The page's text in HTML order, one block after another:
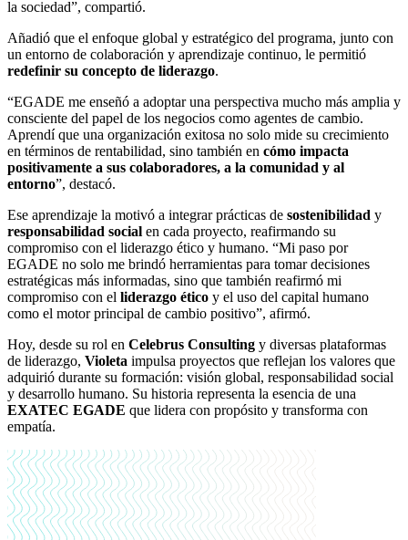
la sociedad”, compartió.
Añadió que el enfoque global y estratégico del programa, junto con
un entorno de colaboración y aprendizaje continuo, le permitió
redefinir su concepto de liderazgo.
“EGADE me enseñó a adoptar una perspectiva mucho más amplia y
consciente del papel de los negocios como agentes de cambio.
Aprendí que una organización exitosa no solo mide su crecimiento
en términos de rentabilidad, sino también en cómo impacta
positivamente a sus colaboradores, a la comunidad y al
entorno”, destacó.
Ese aprendizaje la motivó a integrar prácticas de sostenibilidad y
responsabilidad social en cada proyecto, reafirmando su
compromiso con el liderazgo ético y humano. “Mi paso por
EGADE no solo me brindó herramientas para tomar decisiones
estratégicas más informadas, sino que también reafirmó mi
compromiso con el liderazgo ético y el uso del capital humano
como el motor principal de cambio positivo”, afirmó.
Hoy, desde su rol en Celebrus Consulting y diversas plataformas
de liderazgo, Violeta impulsa proyectos que reflejan los valores que
adquirió durante su formación: visión global, responsabilidad social
y desarrollo humano. Su historia representa la esencia de una
EXATEC EGADE que lidera con propósito y transforma con
empatía.